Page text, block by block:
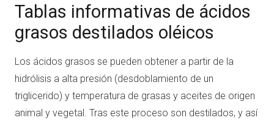
Tablas informativas de ácidos
grasos destilados oléicos
Los ácidos grasos se pueden obtener a partir de la
hidrólisis a alta presión (desdoblamiento de un
triglicerido) y temperatura de grasas y aceites de origen
animal y vegetal. Tras este proceso son destilados, y así